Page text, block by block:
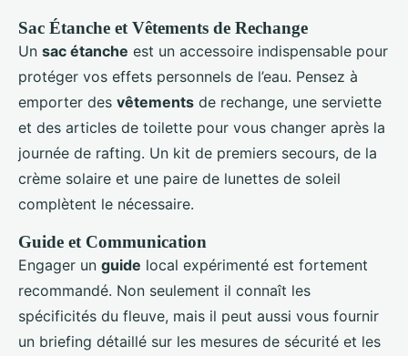
Sac Étanche et Vêtements de Rechange
Un sac étanche est un accessoire indispensable pour
protéger vos effets personnels de l’eau. Pensez à
emporter des vêtements de rechange, une serviette
et des articles de toilette pour vous changer après la
journée de rafting. Un kit de premiers secours, de la
crème solaire et une paire de lunettes de soleil
complètent le nécessaire.
Guide et Communication
Engager un guide local expérimenté est fortement
recommandé. Non seulement il connaît les
spécificités du fleuve, mais il peut aussi vous fournir
un briefing détaillé sur les mesures de sécurité et les